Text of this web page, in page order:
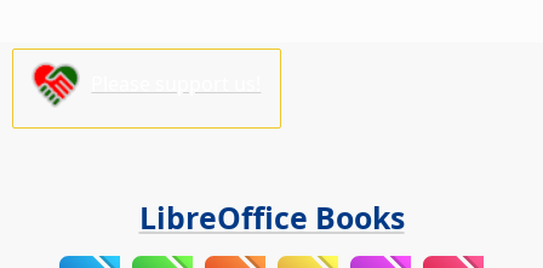
LibreOffice Books